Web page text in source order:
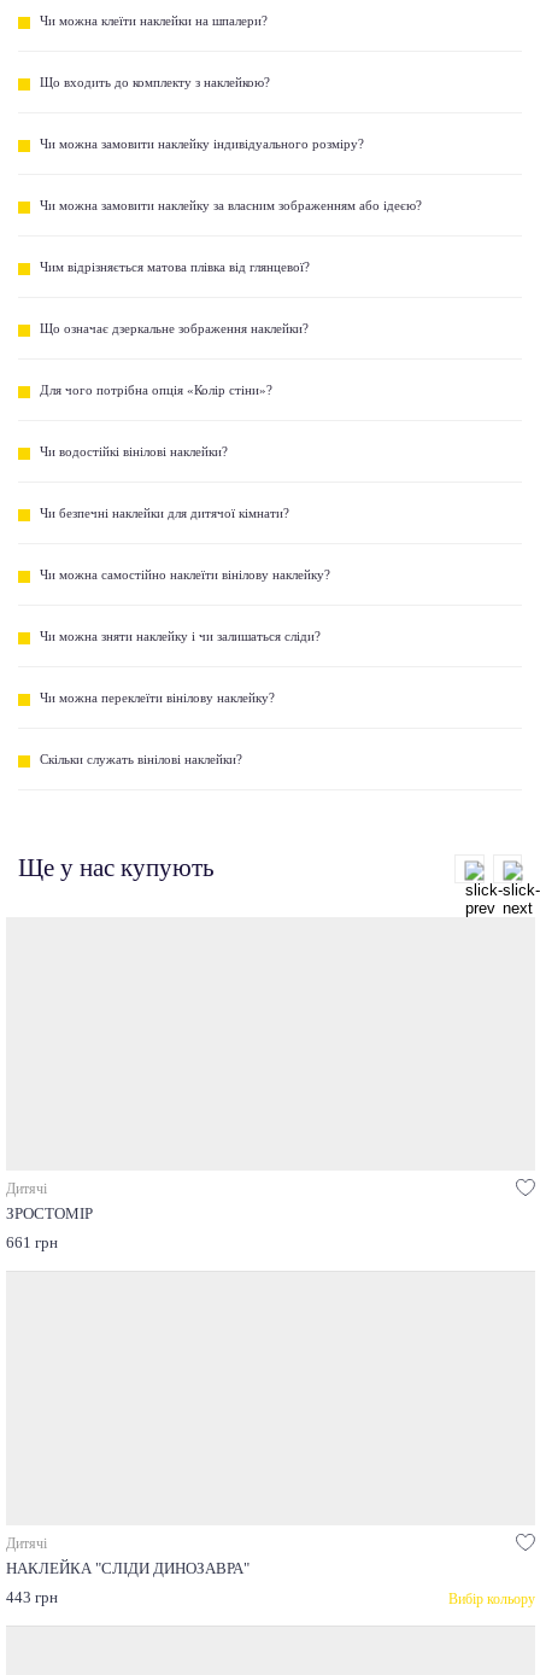
Чи можна клеїти наклейки на шпалери?
Що входить до комплекту з наклейкою?
Чи можна замовити наклейку індивідуального розміру?
Чи можна замовити наклейку за власним зображенням або ідеєю?
Чим відрізняється матова плівка від глянцевої?
Що означає дзеркальне зображення наклейки?
Для чого потрібна опція «Колір стіни»?
Чи водостійкі вінілові наклейки?
Чи безпечні наклейки для дитячої кімнати?
Чи можна самостійно наклеїти вінілову наклейку?
Чи можна зняти наклейку і чи залишаться сліди?
Чи можна переклеїти вінілову наклейку?
Скільки служать вінілові наклейки?
Ще у нас купують
Дитячі
ЗРОСТОМІР
661 грн
Дитячі
НАКЛЕЙКА "СЛІДИ ДИНОЗАВРА"
443 грн
Вибір кольору